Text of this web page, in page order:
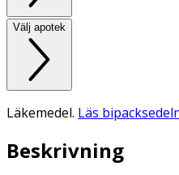
Välj apotek
Läkemedel. Läs
Beskrivning